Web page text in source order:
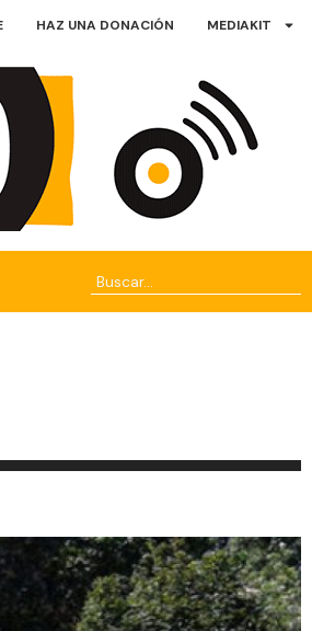
HAZ UNA DONACIÓN MEDIAKIT